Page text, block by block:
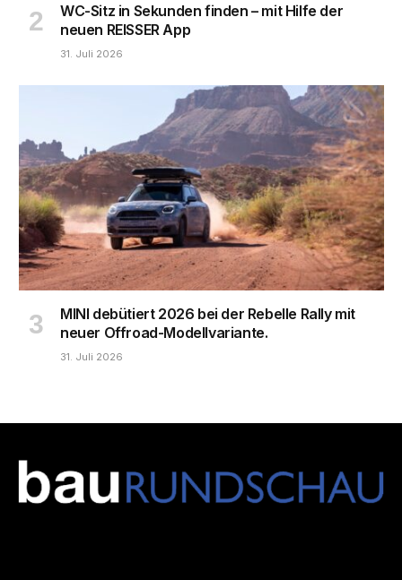
WC-Sitz in Sekunden finden – mit Hilfe der
neuen REISSER App
31. Juli 2026
MINI debütiert 2026 bei der Rebelle Rally mit
neuer Offroad-Modellvariante.
31. Juli 2026